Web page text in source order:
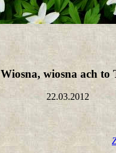
Wiosna, wiosna ach
22.03.2012